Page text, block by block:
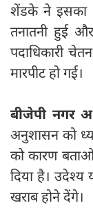
शेंडके ने इसका
तनातनी हुई
पदाधिकारी
मारपीट हो गई।
बीजेपी नगर
अनुशासन को
को कारण बताओ
दिया है।
खराब होने देंगे।